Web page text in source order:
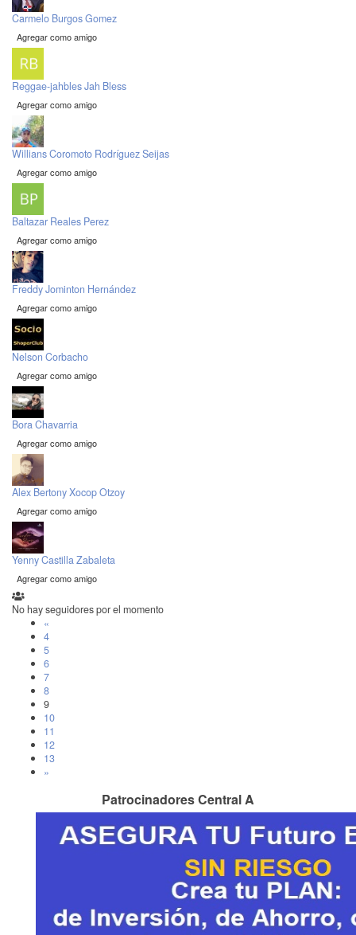
Carmelo Burgos Gomez
Agregar como amigo
Reggae-jahbles Jah Bless
Agregar como amigo
Willians Coromoto Rodríguez Seijas
Agregar como amigo
Baltazar Reales Perez
Agregar como amigo
Freddy Jominton Hernández
Agregar como amigo
Nelson Corbacho
Agregar como amigo
Bora Chavarria
Agregar como amigo
Alex Bertony Xocop Otzoy
Agregar como amigo
Yenny Castilla Zabaleta
Agregar como amigo
No hay seguidores por el momento
«
4
5
6
7
8
9
10
11
12
13
»
Patrocinadores Central A